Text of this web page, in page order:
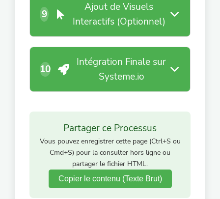
9
Ajout de Visuels
Interactifs (Optionnel)
10
Intégration Finale sur
Systeme.io
Partager ce Processus
Vous pouvez enregistrer cette page (Ctrl+S ou
Cmd+S) pour la consulter hors ligne ou
partager le fichier HTML.
Copier le contenu (Texte Brut)